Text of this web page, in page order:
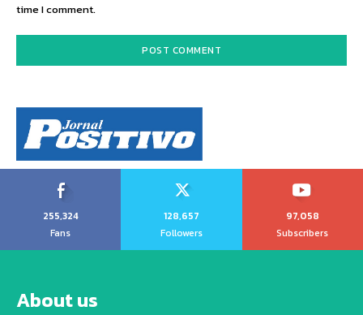
time I comment.
255,324
Fans
128,657
Followers
97,058
Subscribers
About us